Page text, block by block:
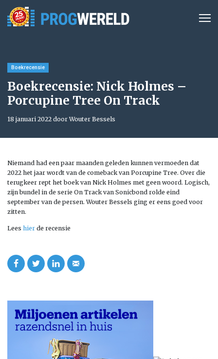
Boekrecensie
Boekrecensie: Nick Holmes –
Porcupine Tree On Track
18 januari 2022 door Wouter Bessels
Niemand had een paar maanden geleden kunnen vermoeden dat
2022 het jaar wordt van de comeback van Porcupine Tree. Over die
terugkeer rept het boek van Nick Holmes met geen woord. Logisch,
zijn bundel in de serie On Track van Sonicbond rolde eind
september van de persen. Wouter Bessels ging er eens goed voor
zitten.
Lees hier de recensie